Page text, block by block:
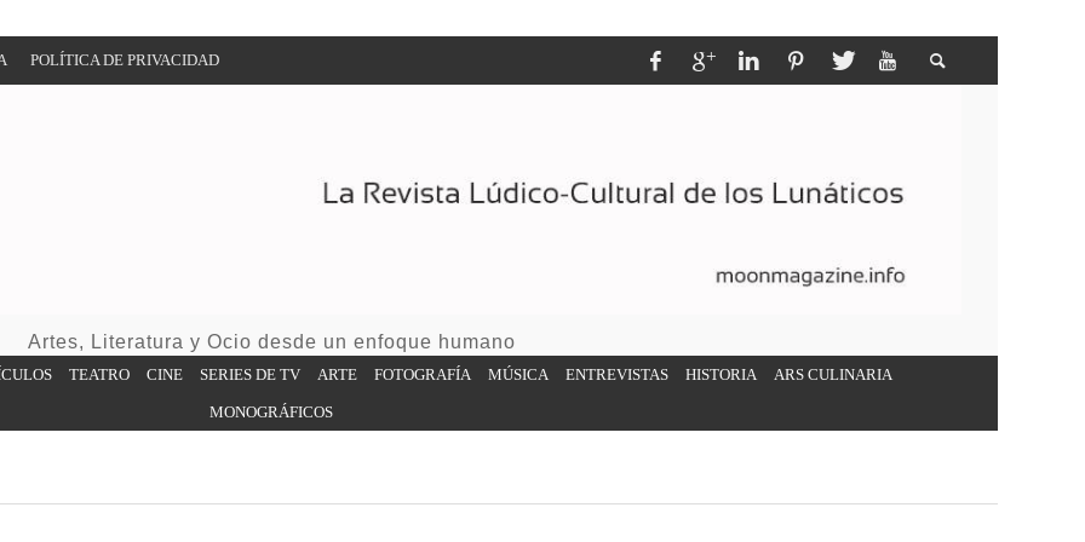
POLÍTICA DE PRIVACIDAD
Artes, Literatura y Ocio desde un enfoque humano
TEATRO CINE SERIES DE TV ARTE FOTOGRAFÍA MÚSICA ENTREVISTAS HISTORIA ARS CULINARIA
MONOGRÁFICOS